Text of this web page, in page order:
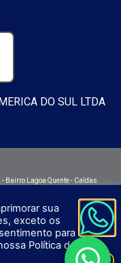
DO SUL LTDA
Bairro Lagoa Quente - Caldas
sua
exceto os
para
Política de